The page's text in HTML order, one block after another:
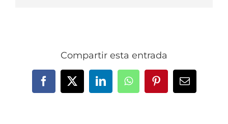
Compartir esta entrada
Facebook
X LinkedInWhatsAppPinterestCorreo